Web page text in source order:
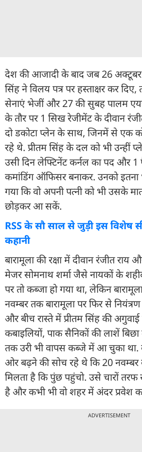
देश की आजादी के बाद जब 26 अक्टूबर
सिंह ने विलय पत्र पर हस्ताक्षर कर
सेनाएं भेजीं और 27 की सुबह पालम
के तौर पर 1 सिख रेजीमेंट के दीवान
दो डकोटा प्लेन के साथ, जिनमें से एक
रहे थे. प्रीतम सिंह के दल को भी उन्हीं
उसी दिन लेफ्टिनेंट कर्नल का पद और 1
कमांडिंग ऑफिसर बनाकर. उनको इतना
गया कि वो अपनी पत्नी को भी उसके
छोड़कर आ सकें.
RSS के सौ साल से जुड़ी इस विशेष
कहानी
बारामूला की रक्षा में दीवान रंजीत राय
मेजर सोमनाथ शर्मा जैसे नायकों के
पर तो कब्जा हो गया था, लेकिन
नवम्बर तक बारामूला पर फिर से
और बीच रास्ते में प्रीतम सिंह की
कबाइलियों, पाक सैनिकों की लाशें बिछा
तक उरी भी वापस कब्जे में आ चुका था.
ओर बढ़ने की सोच रहे थे कि 20
मिलता है कि पुंछ पहुंचो. उसे चारों
है और कभी भी वो शहर में अंदर प्रवेश
ADVERTISEMENT